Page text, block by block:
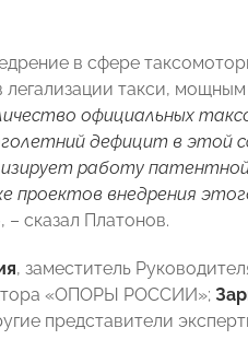
в сфере
такси,
официальных
дефицит в этой
работу
проектов внедрения
, – сказал Платонов.
, заместитель
«ОПОРЫ РОССИИ»;
представители